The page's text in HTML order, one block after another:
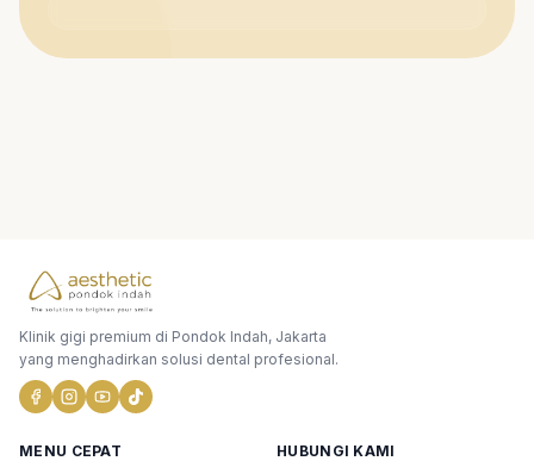
Klinik gigi premium di Pondok Indah, Jakarta
yang menghadirkan solusi dental profesional.
MENU CEPAT
HUBUNGI KAMI